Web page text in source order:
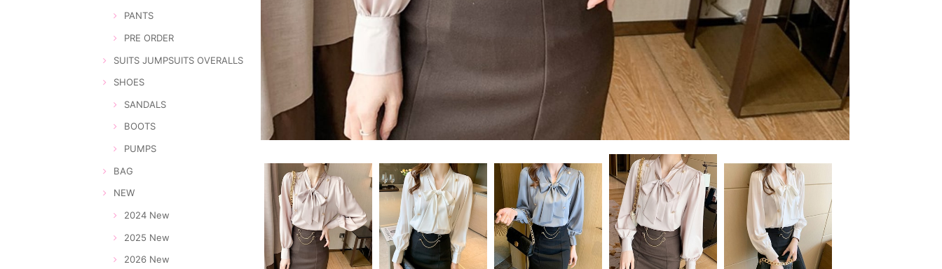
PANTS
PRE ORDER
SUITS JUMPSUITS OVERALLS
SHOES
SANDALS
BOOTS
PUMPS
BAG
NEW
2024 New
2025 New
2026 New